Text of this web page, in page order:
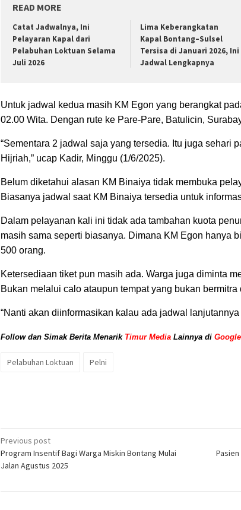
READ MORE
Catat Jadwalnya, Ini
Pelayaran Kapal dari
Pelabuhan Loktuan Selama
Juli 2026
Lima Keberangkatan
Kapal Bontang–Sulsel
Tersisa di Januari 2026, Ini
Jadwal Lengkapnya
Untuk jadwal kedua masih KM Egon yang berangkat
02.00 Wita. Dengan rute ke Pare-Pare, Batulicin,
“Sementara 2 jadwal saja yang tersedia. Itu juga sehari
Hijriah,” ucap Kadir, Minggu (1/6/2025).
Belum diketahui alasan KM Binaiya tidak membuka
Biasanya jadwal saat KM Binaiya tersedia untuk
Dalam pelayanan kali ini tidak ada tambahan kuota
masih sama seperti biasanya. Dimana KM Egon hanya
500 orang.
Ketersediaan tiket pun masih ada. Warga juga diminta
Bukan melalui calo ataupun tempat yang bukan
“Nanti akan diinformasikan kalau ada jadwal lanjutannya
Follow dan Simak Berita Menarik Timur Media Lainnya di
Pelabuhan Loktuan Pelni
Post
navigation
Previous post
Program Insentif Bagi Warga Miskin Bontang Mulai
Jalan Agustus 2025